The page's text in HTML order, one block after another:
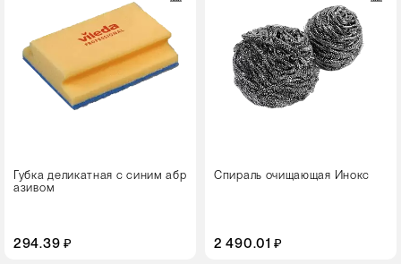
Губка деликатная с синим абр
азивом
294.39 ₽
Спираль очищающая Инокс
2 490.01 ₽